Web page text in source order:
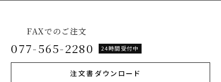
FAXでのご注文
077-565-2280 24時間受付中
注文書ダウンロード